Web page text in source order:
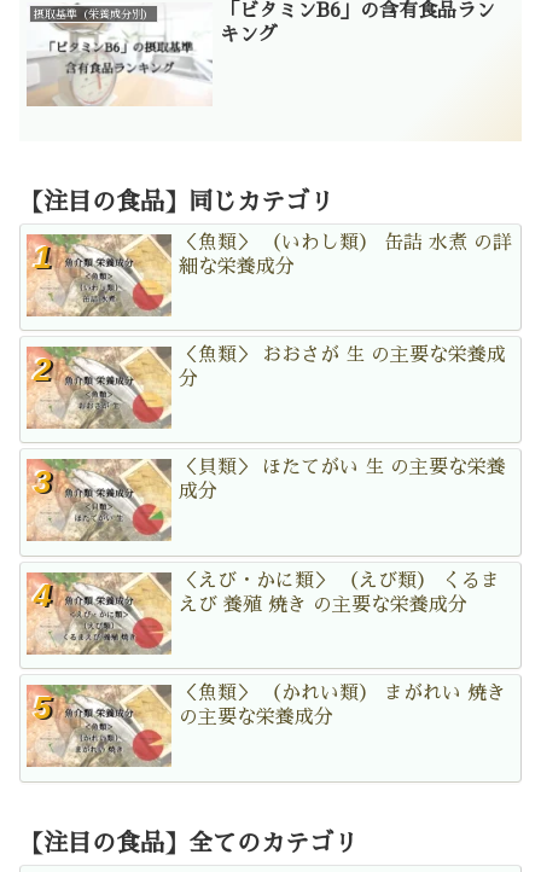
摂取基準（栄養成分別）
「ビタミンB6」の含有食品ラン
キング
【注目の食品】同じカテゴリ
＜魚類＞ （いわし類） 缶詰 水煮 の詳
細な栄養成分
＜魚類＞ おおさが 生 の主要な栄養成
分
＜貝類＞ ほたてがい 生 の主要な栄養
成分
＜えび・かに類＞ （えび類） くるま
えび 養殖 焼き の主要な栄養成分
＜魚類＞ （かれい類） まがれい 焼き
の主要な栄養成分
【注目の食品】全てのカテゴリ